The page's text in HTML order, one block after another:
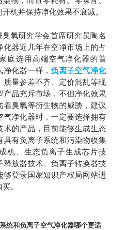
机并保持净化效果不衰减。
氧研究学会首席研究员陶名
化器近几年在空净市场上的占
庭选用高端空气净化器的首
净化器一样，负离子空气净化
质量参差不齐、定价混乱等现
产品充斥市场，不但净化效果
着臭氧等衍生物的威胁，建议
气净化器时，一定要选择拥有
术的产品，目前能够生成生态
具有负离子系统和污染物收集
机、生态负离子生成芯片技
释放器技术、负离子转换器技
够登录国家知识产权局网站进
。
统和负离子空气净化器哪个更适